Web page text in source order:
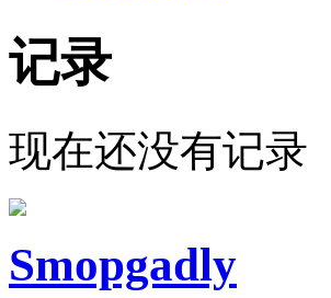
记录
现在还没有记录
Smopgadly